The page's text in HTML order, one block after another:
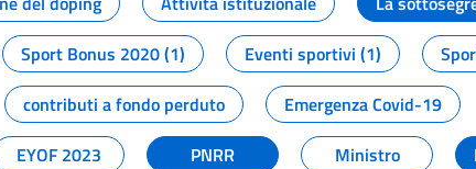
Sport Bonus 2020 (1) Eventi sportivi (1)
contributi a fondo perduto Emergenza Covid-19
EYOF 2023 PNRR Ministro